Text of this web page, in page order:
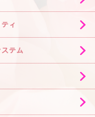
ィ
テム